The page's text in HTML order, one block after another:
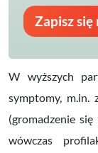
Zapisz się
W wyższych
symptomy, m.in.
(gromadzenie
wówczas